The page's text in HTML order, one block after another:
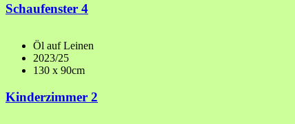
Schaufenster 4
Öl auf Leinen
2023/25
130 x 90cm
Kinderzimmer 2